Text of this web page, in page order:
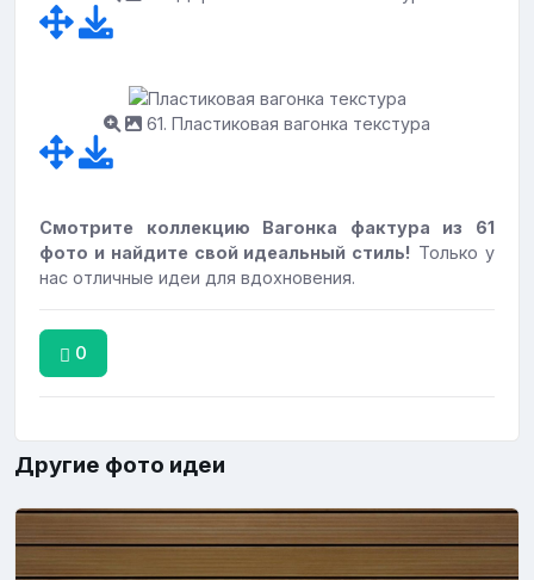
61. Пластиковая вагонка текстура
Смотрите коллекцию Вагонка фактура из 61
фото и найдите свой идеальный стиль! Только у
нас отличные идеи для вдохновения.
0
Другие фото идеи